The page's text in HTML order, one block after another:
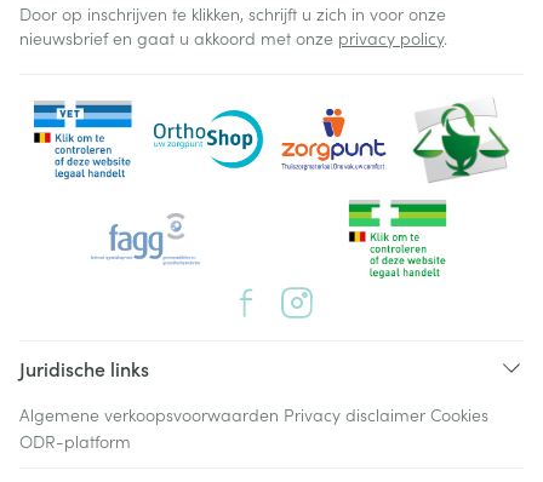
Door op inschrijven te klikken, schrijft u zich in voor onze
nieuwsbrief en gaat u akkoord met onze privacy policy.
Juridische links
Algemene verkoopsvoorwaarden Privacy disclaimer Cookies
ODR-platform